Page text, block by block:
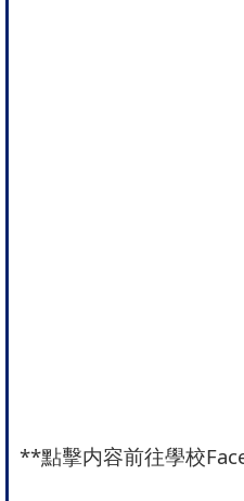
**點擊内容前往學校